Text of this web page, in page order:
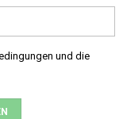
und die